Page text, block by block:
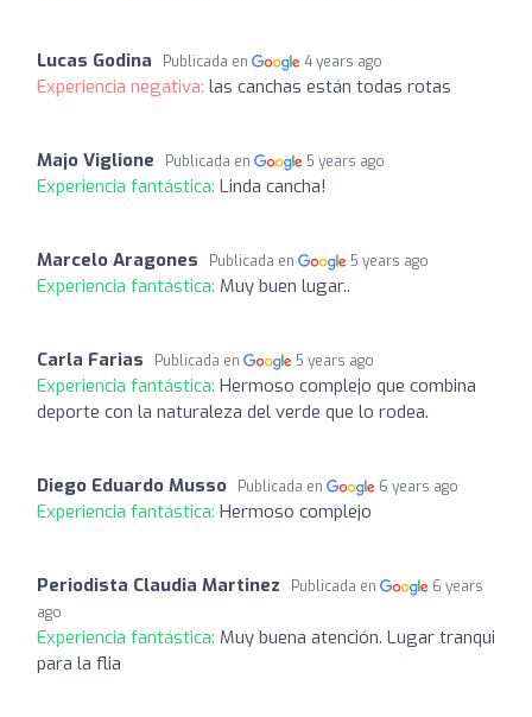
Lucas Godina Publicada en 4 years ago
Experiencia negativa: las canchas están todas rotas
Majo Viglione Publicada en 5 years ago
Experiencia fantástica: Linda cancha!
Marcelo Aragones Publicada en 5 years ago
Experiencia fantástica: Muy buen lugar..
Carla Farias Publicada en 5 years ago
Experiencia fantástica: Hermoso complejo que combina
deporte con la naturaleza del verde que lo rodea.
Diego Eduardo Musso Publicada en 6 years ago
Experiencia fantástica: Hermoso complejo
Periodista Claudia Martinez Publicada en
6 years
ago
Experiencia fantástica: Muy buena atención. Lugar tranqui
para la flia